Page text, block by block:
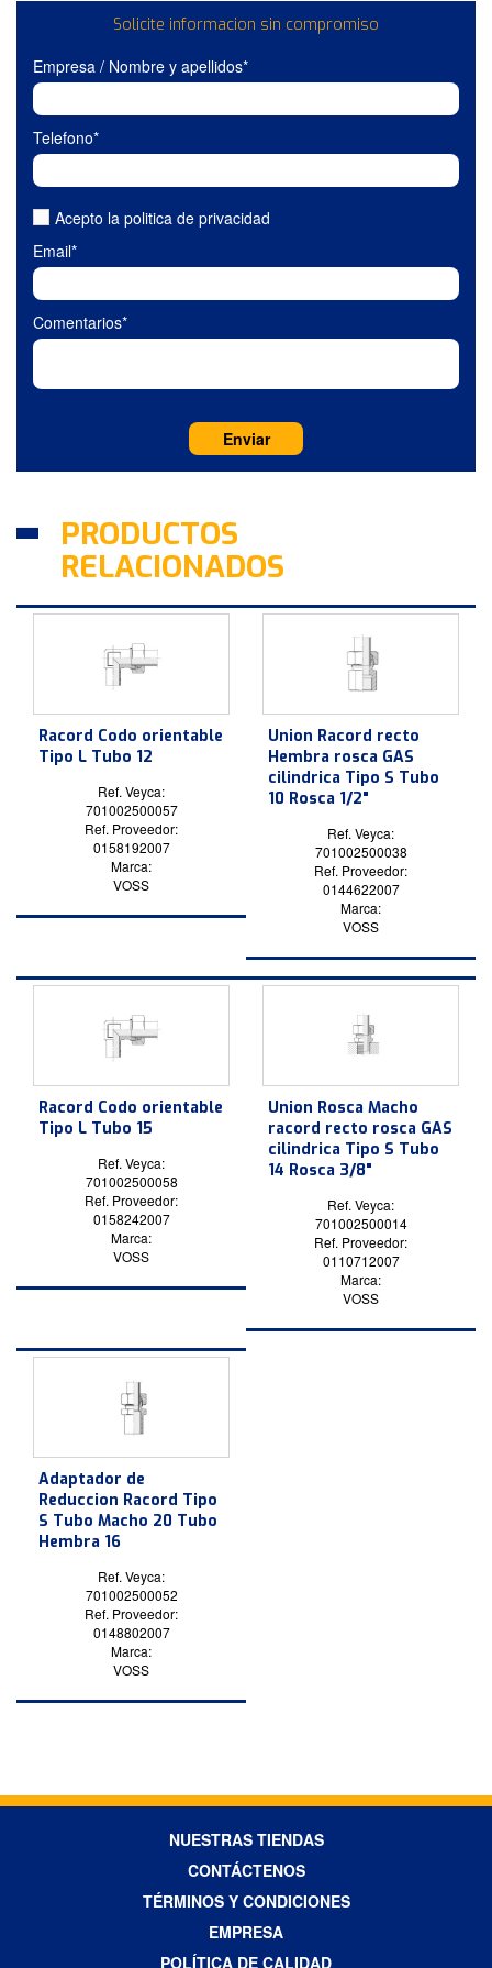
Solicite informacion sin compromiso
Empresa / Nombre y apellidos*
Telefono*
Acepto la politica de privacidad
Email*
Comentarios*
PRODUCTOS
RELACIONADOS
Racord Codo orientable
Tipo L Tubo 12
Ref. Veyca:
701002500057
Ref. Proveedor:
0158192007
Marca:
VOSS
Union Racord recto
Hembra rosca GAS
cilindrica Tipo S Tubo
10 Rosca 1/2"
Ref. Veyca:
701002500038
Ref. Proveedor:
0144622007
Marca:
VOSS
Racord Codo orientable
Tipo L Tubo 15
Ref. Veyca:
701002500058
Ref. Proveedor:
0158242007
Marca:
VOSS
Union Rosca Macho
racord recto rosca GAS
cilindrica Tipo S Tubo
14 Rosca 3/8"
Ref. Veyca:
701002500014
Ref. Proveedor:
0110712007
Marca:
VOSS
Adaptador de
Reduccion Racord Tipo
S Tubo Macho 20 Tubo
Hembra 16
Ref. Veyca:
701002500052
Ref. Proveedor:
0148802007
Marca:
VOSS
NUESTRAS TIENDAS
CONTÁCTENOS
TÉRMINOS Y CONDICIONES
EMPRESA
POLÍTICA DE CALIDAD